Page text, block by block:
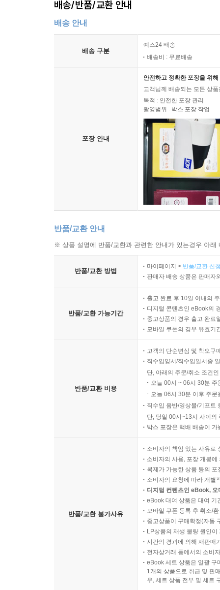
배송/반품/교환 안내
배송 안내
배송 구분
예스24 배송
배송비 : 무료배송
포장 안내
안전하고 정확한 포장을 위
고객님께 배송되는 모든 상
목적 : 안전한 포장 관리
촬영범위 : 박스 포장 작업
반품/교환 안내
※ 상품 설명에 반품/교환과 관련한 안내가 있는경우 아
반품/교환 방법
마이페이지 > 반품/교환 신
판매자 배송 상품은 판매자
반품/교환 가능기간
출고 완료 후 10일 이내의
디지털 콘텐츠인 eBook의
중고상품의 경우 출고 완료
모바일 쿠폰의 경우 유효기
반품/교환 비용
고객의 단순변심 및 착오구
직수입양서/직수입일서중
단, 아래의 주문/취소 조건
오늘 00시 ~ 06시 30분
오늘 06시 30분 이후 주
직수입 음반/영상물/기프트
단, 당일 00시~13시 사이의
박스 포장은 택배 배송이
반품/교환 불가사유
소비자의 책임 있는 사유로
소비자의 사용, 포장 개봉
복제가 가능한 상품 등의
소비자의 요청에 따라 개별
디지털 컨텐츠인 eBook,
eBook 대여 상품은 대여 기
모바일 쿠폰 등록 후 취소/
중고상품이 구매확정(자동
LP상품의 재생 불량 원인
시간의 경과에 의해 재판매
전자상거래 등에서의 소비
eBook 세트 상품은 일괄 구
1개의 상품으로 취급 및 판
우, 세트 상품 전부 및 세트